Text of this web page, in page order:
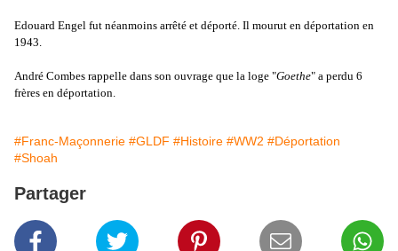
Edouard Engel fut néanmoins arrêté et déporté. Il mourut en déportation en
1943.
André Combes rappelle dans son ouvrage que la loge "Goethe" a perdu 6
frères en déportation.
#Franc-Maçonnerie #GLDF #Histoire #WW2 #Déportation
#Shoah
Partager